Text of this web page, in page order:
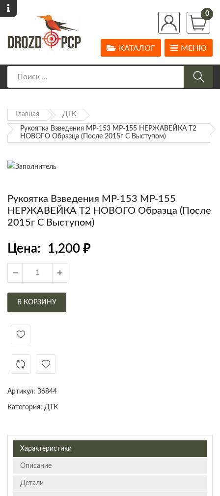
0
МЕНЮ
КАТАЛОГ
Главная ДТК
Рукоятка Взведения МР-153 МР-155 НЕРЖАВЕЙКА Т2
НОВОГО Образца (после 2015г С Выступом)
Рукоятка Взведения МР-153 МР-155
НЕРЖАВЕЙКА Т2 НОВОГО Образца (после
2015г С Выступом)
Цена: 1,200 ₽
В КОРЗИНУ
Артикул: 36844
Категория: ДТК
Характеристики
Описание
Детали